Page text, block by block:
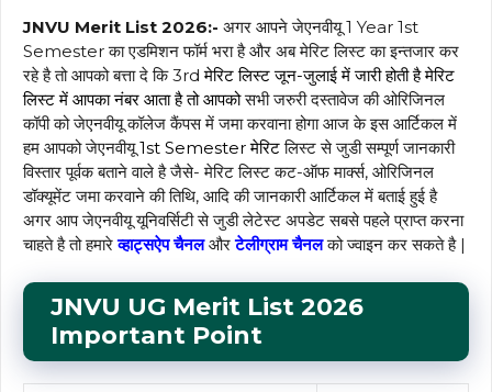
JNVU Merit List 2026:- अगर आपने जेएनवीयू 1 Year 1st
Semester का एडमिशन फॉर्म भरा है और अब मेरिट लिस्ट का इन्तजार कर
रहे है तो आपको बत्ता दे कि 3rd मेरिट लिस्ट जून-जुलाई में जारी होती हैमेरिट
लिस्ट में आपका नंबर आता है तो आपकोसभी जरुरी दस्तावेज की ओरिजिनल
कॉपी को जेएनवीयू कॉलेज कैंपस में जमा करवाना होगा आज के इस आर्टिकल में
हम आपको जेएनवीयू1st Semester मेरिटलिस्ट से जुडी सम्पूर्ण जानकारी
विस्तार पूर्वक बताने वाले है जैसे- मेरिट लिस्ट कट-ऑफ मार्क्स, ओरिजिनल
डॉक्यूमेंट जमा करवाने की तिथि, आदि की जानकारी आर्टिकल में बताई हुई है
अगर आप जेएनवीयू यूनिवर्सिटी से जुडी लेटेस्ट अपडेट सबसे पहले प्राप्त करना
चाहते है तो हमारेव्हाट्सऐप चैनलऔरटेलीग्राम चैनलको ज्वाइन कर सकते है |
JNVU UG Merit List 2026
Important Point